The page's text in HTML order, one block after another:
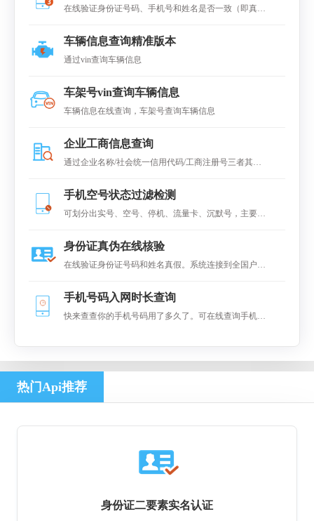
在线验证身份证号码、手机号和姓名是否一致（即真
车辆信息查询精准版本
通过vin查询车辆信息
车架号vin查询车辆信息
车辆信息在线查询，车架号查询车辆信息
企业工商信息查询
通过企业名称/社会统一信用代码/工商注册号三者其中
信息。
手机空号状态过滤检测
可划分出实号、空号、停机、流量卡、沉默号，主要广
数据整理、保险代理行业等。
身份证真伪在线核验
在线验证身份证号码和姓名真假。系统连接到全国户籍
手机号码入网时长查询
快来查查你的手机号码用了多久了。可在线查询手机号
热门Api推荐
身份证二要素实名认证